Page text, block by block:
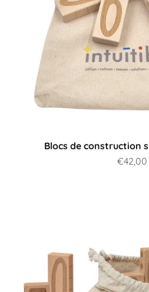
Blocs de construction
Prix de
€42,00